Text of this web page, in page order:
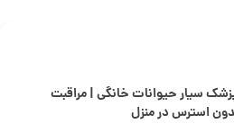
سیار حیوانات خانگی | مراقبت
استرس در منزل